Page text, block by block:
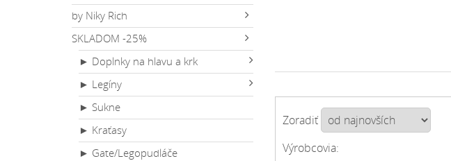
by Niky Rich
SKLADOM -25%
► Doplnky na hlavu a krk
► Legíny
► Sukne
► Kraťasy
► Gate/Legopudláče
Zoradiť
Výrobcovia: